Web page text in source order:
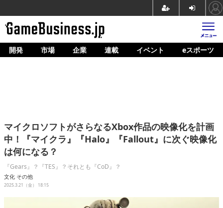
ホーム
企業動向
人材育成
産業政策
開発 市場 企業 連載 イベント eスポーツ
マイクロソフトがさらなるXbox作品の映像化を計画
中！『マイクラ』『Halo』『Fallout』に次ぐ映像化
は何になる？
『Gears』？『TES』？それとも『CoD』？
文化 その他
2025.3.21（金） 18:15